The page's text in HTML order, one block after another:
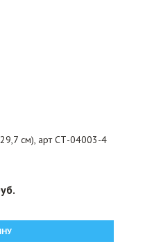
см), арт СТ-04003-4